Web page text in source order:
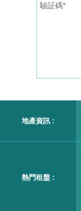
驗証碼*
地產資訊 :
熱門租盤 :